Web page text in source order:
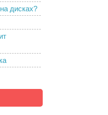
дисках?